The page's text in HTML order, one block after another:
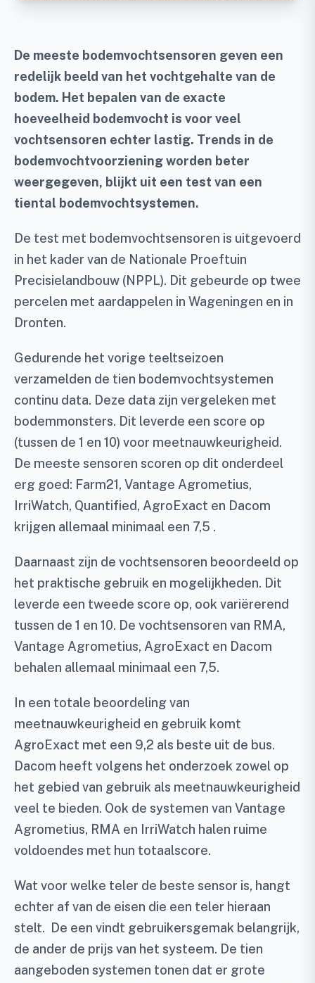
De meeste bodemvochtsensoren geven een
redelijk beeld van het vochtgehalte van de
bodem. Het bepalen van de exacte
hoeveelheid bodemvocht is voor veel
vochtsensoren echter lastig. Trends in de
bodemvochtvoorziening worden beter
weergegeven, blijkt uit een test van een
tiental bodemvochtsystemen.
De test met bodemvochtsensoren is uitgevoerd
in het kader van de Nationale Proeftuin
Precisielandbouw (NPPL). Dit gebeurde op twee
percelen met aardappelen in Wageningen en in
Dronten.
Gedurende het vorige teeltseizoen
verzamelden de tien bodemvochtsystemen
continu data. Deze data zijn vergeleken met
bodemmonsters. Dit leverde een score op
(tussen de 1 en 10) voor meetnauwkeurigheid.
De meeste sensoren scoren op dit onderdeel
erg goed: Farm21, Vantage Agrometius,
IrriWatch, Quantified, AgroExact en Dacom
krijgen allemaal minimaal een 7,5 .
Daarnaast zijn de vochtsensoren beoordeeld op
het praktische gebruik en mogelijkheden. Dit
leverde een tweede score op, ook variërerend
tussen de 1 en 10. De vochtsensoren van RMA,
Vantage Agrometius, AgroExact en Dacom
behalen allemaal minimaal een 7,5.
In een totale beoordeling van
meetnauwkeurigheid en gebruik komt
AgroExact met een 9,2 als beste uit de bus.
Dacom heeft volgens het onderzoek zowel op
het gebied van gebruik als meetnauwkeurigheid
veel te bieden. Ook de systemen van Vantage
Agrometius, RMA en IrriWatch halen ruime
voldoendes met hun totaalscore.
Wat voor welke teler de beste sensor is, hangt
echter af van de eisen die een teler hieraan
stelt. De een vindt gebruikersgemak belangrijk,
de ander de prijs van het systeem. De tien
aangeboden systemen tonen dat er grote